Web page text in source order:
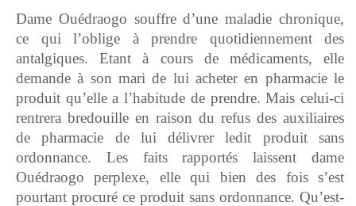
Dame Ouédraogo souffre d’une maladie chronique,
ce qui l’oblige à prendre quotidiennement des
antalgiques. Etant à cours de médicaments, elle
demande à son mari de lui acheter en pharmacie le
produit qu’elle a l’habitude de prendre. Mais celui-ci
rentrera bredouille en raison du refus des auxiliaires
de pharmacie de lui délivrer ledit produit sans
ordonnance. Les faits rapportés laissent dame
Ouédraogo perplexe, elle qui bien des fois s’est
pourtant procuré ce produit sans ordonnance. Qu’est-